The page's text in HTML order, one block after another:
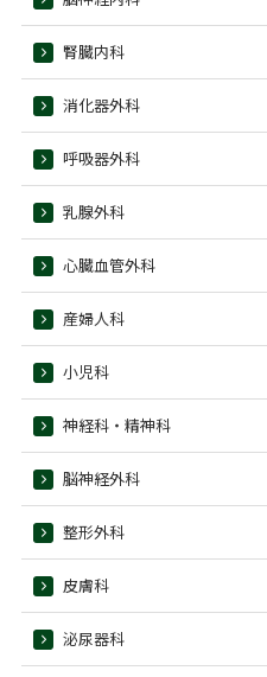
腎臓内科
消化器外科
呼吸器外科
乳腺外科
心臓血管外科
産婦人科
小児科
神経科・精神科
脳神経外科
整形外科
皮膚科
泌尿器科